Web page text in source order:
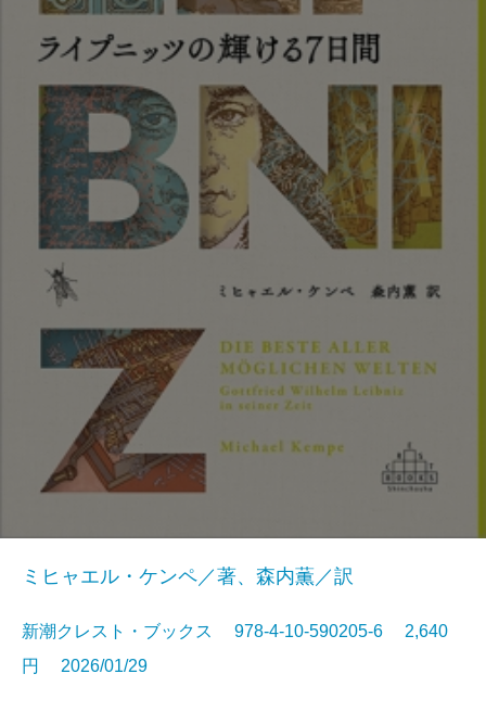
ミヒャエル・ケンペ／著、森内薫／訳
新潮クレスト・ブックス 978-4-10-590205-6 2,640
円 2026/01/29